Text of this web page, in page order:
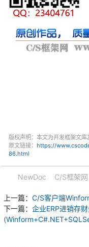
版权声明：本文为开发框架文
原文链接： https://
86.html
NewDoc C/S框架网
上一篇： C/S客户端
下一篇： 企业ERP进销存